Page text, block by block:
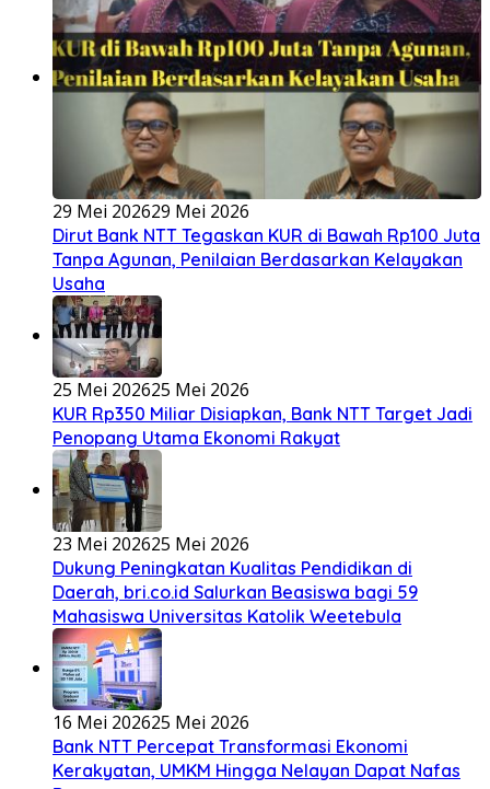
29 Mei 202629 Mei 2026
Dirut Bank NTT Tegaskan KUR di Bawah Rp100 Juta
Tanpa Agunan, Penilaian Berdasarkan Kelayakan
Usaha
25 Mei 202625 Mei 2026
KUR Rp350 Miliar Disiapkan, Bank NTT Target Jadi
Penopang Utama Ekonomi Rakyat
23 Mei 202625 Mei 2026
Dukung Peningkatan Kualitas Pendidikan di
Daerah, bri.co.id Salurkan Beasiswa bagi 59
Mahasiswa Universitas Katolik Weetebula
16 Mei 202625 Mei 2026
Bank NTT Percepat Transformasi Ekonomi
Kerakyatan, UMKM Hingga Nelayan Dapat Nafas